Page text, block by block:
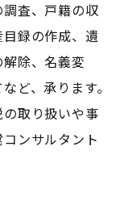
査、戸籍の収
録の作成、遺
除、名義変
ど、承ります。
取り扱いや事
ンサルタント